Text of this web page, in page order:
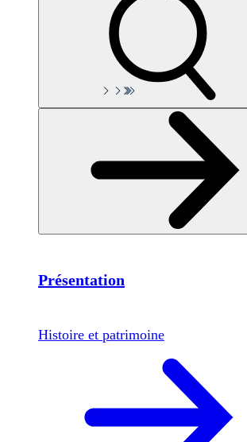
Présentation
Histoire et patrimoine